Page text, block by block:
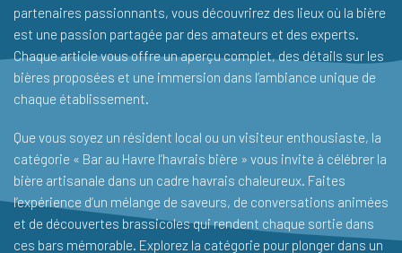
partenaires passionnants, vous découvrirez des lieux où la bière
est une passion partagée par des amateurs et des experts.
Chaque article vous offre un aperçu complet, des détails sur les
bières proposées et une immersion dans l’ambiance unique de
chaque établissement.
Que vous soyez un résident local ou un visiteur enthousiaste, la
catégorie « Bar au Havre l’havrais bière » vous invite à célébrer la
bière artisanale dans un cadre havrais chaleureux. Faites
l’expérience d’un mélange de saveurs, de conversations animées
et de découvertes brassicoles qui rendent chaque sortie dans
ces bars mémorable. Explorez la catégorie pour plonger dans un